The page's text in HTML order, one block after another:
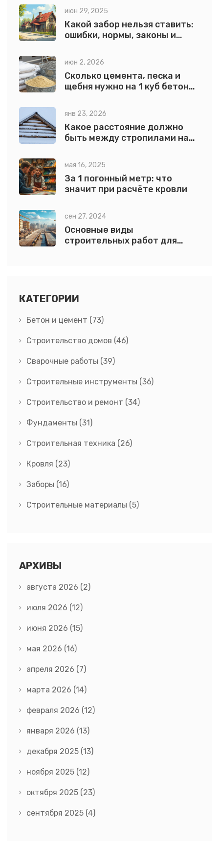
июн 29, 2025
Какой забор нельзя ставить:
ошибки, нормы, законы и
июн 2, 2026
Сколько цемента, песка и
щебня нужно на 1 куб бетона:
янв 23, 2026
Какое расстояние должно
быть между стропилами на
нормы и расчеты
мая 16, 2025
За 1 погонный метр: что
значит при расчёте кровли
сен 27, 2024
Основные виды
строительных работ для
КАТЕГОРИИ
Бетон и цемент (73)
Строительство домов (46)
Сварочные работы (39)
Строительные инструменты (36)
Строительство и ремонт (34)
Фундаменты (31)
Строительная техника (26)
Кровля (23)
Заборы (16)
Строительные материалы (5)
АРХИВЫ
августа 2026 (2)
июля 2026 (12)
июня 2026 (15)
мая 2026 (16)
апреля 2026 (7)
марта 2026 (14)
февраля 2026 (12)
января 2026 (13)
декабря 2025 (13)
ноября 2025 (12)
октября 2025 (23)
сентября 2025 (4)